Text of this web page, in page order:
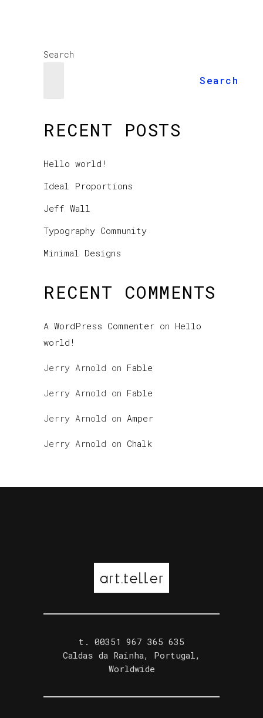
Search
Search
RECENT POSTS
Hello world!
Ideal Proportions
Jeff Wall
Typography Community
Minimal Designs
RECENT COMMENTS
A WordPress Commenter on Hello
world!
Jerry Arnold on Fable
Jerry Arnold on Fable
Jerry Arnold on Amper
Jerry Arnold on Chalk
t. ‭00351 967 365 635‬
Caldas da Rainha, Portugal,
Worldwide